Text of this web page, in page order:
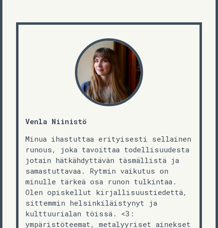
Venla Niinistö
Minua ihastuttaa erityisesti sellainen
runous, joka tavoittaa todellisuudesta
jotain hätkähdyttävän täsmällistä ja
samastuttavaa. Rytmin vaikutus on
minulle tärkeä osa runon tulkintaa.
Olen opiskellut kirjallisuustiedettä,
sittemmin helsinkiläistynyt ja
kulttuurialan töissä. <3:
ympäristöteemat, metalyyriset ainekset